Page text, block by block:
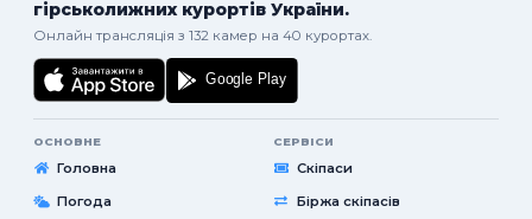
гірськолижних курортів України.
Онлайн трансляція з 132 камер на 40 курортах.
ОСНОВНЕ
Головна
Погода
СЕРВІСИ
Скіпаси
Біржа скіпасів